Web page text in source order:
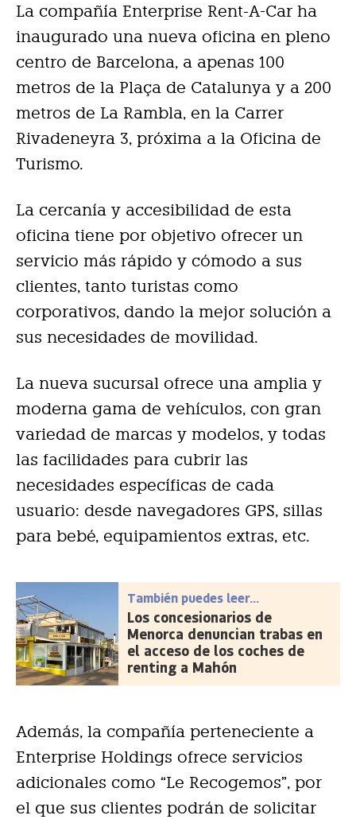
La compañía Enterprise Rent-A-Car ha
inaugurado una nueva oficina en pleno
centro de Barcelona, a apenas 100
metros de la Plaça de Catalunya y a 200
metros de La Rambla, en la Carrer
Rivadeneyra 3, próxima a la Oficina de
Turismo.
La cercanía y accesibilidad de esta
oficina tiene por objetivo ofrecer un
servicio más rápido y cómodo a sus
clientes, tanto turistas como
corporativos, dando la mejor solución a
sus necesidades de movilidad.
La nueva sucursal ofrece una amplia y
moderna gama de vehículos, con gran
variedad de marcas y modelos, y todas
las facilidades para cubrir las
necesidades específicas de cada
usuario: desde navegadores GPS, sillas
para bebé, equipamientos extras, etc.
También puedes leer...
Los concesionarios de
Menorca denuncian trabas en
el acceso de los coches de
renting a Mahón
Además, la compañía perteneciente a
Enterprise Holdings ofrece servicios
adicionales como “Le Recogemos”, por
el que sus clientes podrán de solicitar